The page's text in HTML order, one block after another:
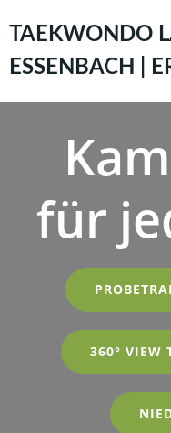
TAEKWONDO
ESSENBACH |
für
360° VIEW